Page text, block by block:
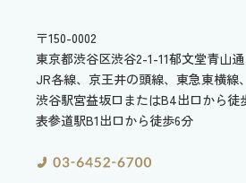
〒150-0002
東京都渋谷区渋谷2-1-11郁文堂青山
JR各線、京王井の頭線、東急東横線
渋谷駅宮益坂口またはB4出口から徒
表参道駅B1出口から徒歩6分